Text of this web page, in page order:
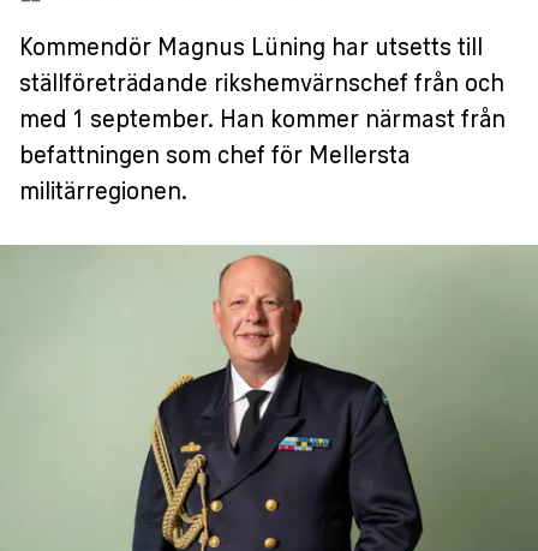
Kommendör Magnus Lüning har utsetts till
ställföreträdande rikshemvärnschef från och
med 1 september. Han kommer närmast från
befattningen som chef för Mellersta
militärregionen.